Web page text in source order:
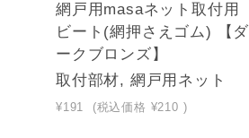
網戸用masaネット取付用
ビート(網押さえゴム) 【ダ
ークブロンズ】
取付部材, 網戸用ネット
¥191 (税込価格 ¥210 )